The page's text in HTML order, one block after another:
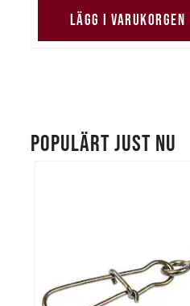
LÄGG I VARUKORGEN
POPULÄRT JUST NU